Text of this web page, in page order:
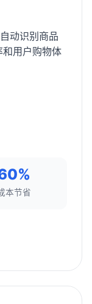
动识别商品
用户购物体
本节省